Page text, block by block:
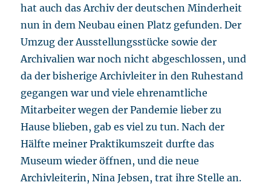
hat auch das Archiv der deutschen Minderheit
nun in dem Neubau einen Platz gefunden. Der
Umzug der Ausstellungsstücke sowie der
Archivalien war noch nicht abgeschlossen, und
da der bisherige Archivleiter in den Ruhestand
gegangen war und viele ehrenamtliche
Mitarbeiter wegen der Pandemie lieber zu
Hause blieben, gab es viel zu tun. Nach der
Hälfte meiner Praktikumszeit durfte das
Museum wieder öffnen, und die neue
Archivleiterin, Nina Jebsen, trat ihre Stelle an.